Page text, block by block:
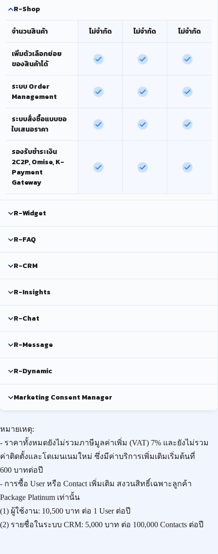
R-Shop
จำนวนสินค้า ไม่จำกัด ไม่จำกัด ไม่จำกัด
เพิ่มตัวเลือกย่อย
ของสินค้าได้
ระบบ Order
Management
ระบบสั่งซื้อแบบขอ
ใบเสนอราคา
รองรับชำระเงิน
2C2P, Omise, K-
Payment
Gateway
R-Widget
R-FAQ
R-CRM
R-Insights
R-Chat
R-Message
R-Dynamic
Marketing Consent Manager
หมายเหตุ:
- ราคาทั้งหมดยังไม่รวมภาษีมูลค่าเพิ่ม (VAT) 7% และยังไม่รวม
ค่าติดตั้งและโดเมนเนมใหม่ ซึ่งมีค่าบริการเพิ่มเติมเริ่มต้นที่
600 บาทต่อปี
- การซื้อ User หรือ Contact เพิ่มเติม สงวนสิทธิ์เฉพาะลูกค้า
Package Platinum เท่านั้น
(1) ผู้ใช้งาน: 10,500 บาท ต่อ 1 User ต่อปี
(2) รายชื่อในระบบ CRM: 5,000 บาท ต่อ 100,000 Contacts ต่อปี